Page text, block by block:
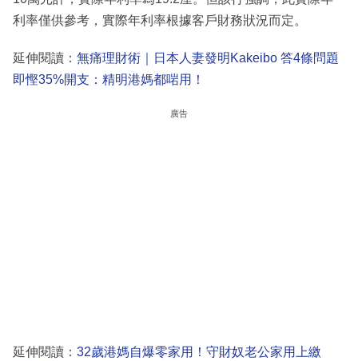
利率僅供參考，實際年利率根據客戶財務狀況而定。
延伸閱讀： 無痛理財術｜日本人妻發明Kakeibo 答4條問題
即慳35%開支：精明港媽都啱用！
廣告
延伸閱讀： 32歲港媽自爆零家用！守財奴老公家用上繳